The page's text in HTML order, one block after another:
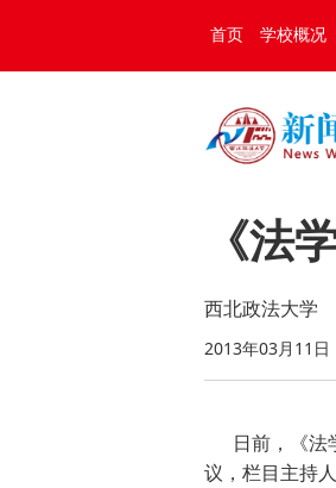
首页 学校概况
《法
西北政法大学
2013年03月11日
日前，《法
议，栏目主持